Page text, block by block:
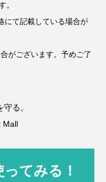
。
にて記載している場合が
がございます。予めご了
る。
Mall
てみる！